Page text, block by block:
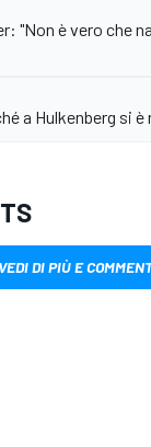
"Non è vero che
a Hulkenberg si
VEDI DI PIÙ E